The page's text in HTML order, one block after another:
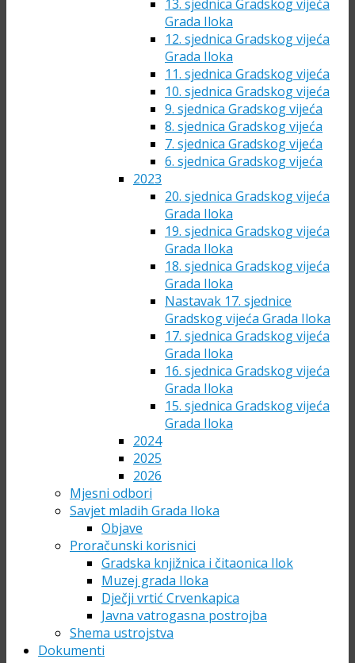
13. sjednica Gradskog vijeća
Grada Iloka
12. sjednica Gradskog vijeća
Grada Iloka
11. sjednica Gradskog vijeća
10. sjednica Gradskog vijeća
9. sjednica Gradskog vijeća
8. sjednica Gradskog vijeća
7. sjednica Gradskog vijeća
6. sjednica Gradskog vijeća
2023
20. sjednica Gradskog vijeća
Grada Iloka
19. sjednica Gradskog vijeća
Grada Iloka
18. sjednica Gradskog vijeća
Grada Iloka
Nastavak 17. sjednice
Gradskog vijeća Grada Iloka
17. sjednica Gradskog vijeća
Grada Iloka
16. sjednica Gradskog vijeća
Grada Iloka
15. sjednica Gradskog vijeća
Grada Iloka
2024
2025
2026
Mjesni odbori
Savjet mladih Grada Iloka
Objave
Proračunski korisnici
Gradska knjižnica i čitaonica Ilok
Muzej grada Iloka
Dječji vrtić Crvenkapica
Javna vatrogasna postrojba
Shema ustrojstva
Dokumenti